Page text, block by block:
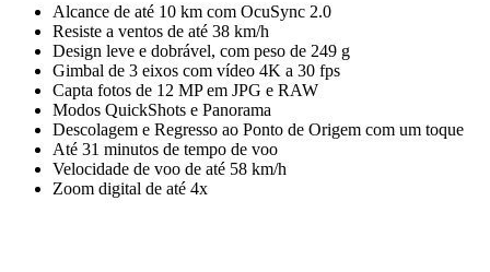
Alcance de até 10 km com OcuSync 2.0
Resiste a ventos de até 38 km/h
Design leve e dobrável, com peso de 249 g
Gimbal de 3 eixos com vídeo 4K a 30 fps
Capta fotos de 12 MP em JPG e RAW
Modos QuickShots e Panorama
Descolagem e Regresso ao Ponto de Origem com um toque
Até 31 minutos de tempo de voo
Velocidade de voo de até 58 km/h
Zoom digital de até 4x